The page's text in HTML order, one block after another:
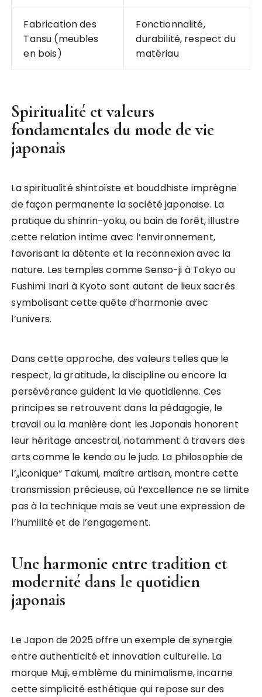
Fabrication des
Tansu (meubles
en bois)
Fonctionnalité,
durabilité, respect du
matériau
Spiritualité et valeurs
fondamentales du mode de vie
japonais
La spiritualité shintoïste et bouddhiste imprègne
de façon permanente la société japonaise. La
pratique du shinrin-yoku, ou bain de forêt, illustre
cette relation intime avec l’environnement,
favorisant la détente et la reconnexion avec la
nature. Les temples comme Senso-ji à Tokyo ou
Fushimi Inari à Kyoto sont autant de lieux sacrés
symbolisant cette quête d’harmonie avec
l’univers.
Dans cette approche, des valeurs telles que le
respect, la gratitude, la discipline ou encore la
persévérance guident la vie quotidienne. Ces
principes se retrouvent dans la pédagogie, le
travail ou la manière dont les Japonais honorent
leur héritage ancestral, notamment à travers des
arts comme le kendo ou le judo. La philosophie de
l’„iconique“ Takumi, maître artisan, montre cette
transmission précieuse, où l’excellence ne se limite
pas à la technique mais se veut une expression de
l’humilité et de l’engagement.
Une harmonie entre tradition et
modernité dans le quotidien
japonais
Le Japon de 2025 offre un exemple de synergie
entre authenticité et innovation culturelle. La
marque Muji, emblème du minimalisme, incarne
cette simplicité esthétique qui repose sur des